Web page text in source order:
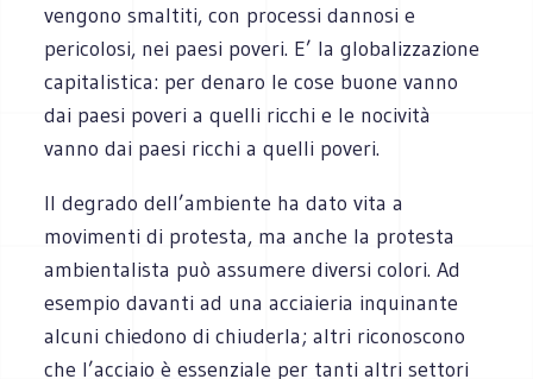
vengono smaltiti, con processi dannosi e
pericolosi, nei paesi poveri. E’ la globalizzazione
capitalistica: per denaro le cose buone vanno
dai paesi poveri a quelli ricchi e le nocività
vanno dai paesi ricchi a quelli poveri.
Il degrado dell’ambiente ha dato vita a
movimenti di protesta, ma anche la protesta
ambientalista può assumere diversi colori. Ad
esempio davanti ad una acciaieria inquinante
alcuni chiedono di chiuderla; altri riconoscono
che l’acciaio è essenziale per tanti altri settori